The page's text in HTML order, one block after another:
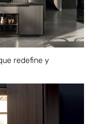
redefine y